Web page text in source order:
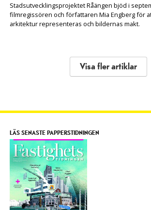
Stadsutvecklingsprojektet Råängen bjöd i
filmregissören och författaren Mia Engberg för
arkitektur representeras och bildernas makt.
Visa fler artiklar
LÄS SENASTE PAPPERSTIDNINGEN